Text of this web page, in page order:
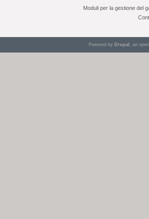
Moduli per la gestione del
Powered by Drupal , an